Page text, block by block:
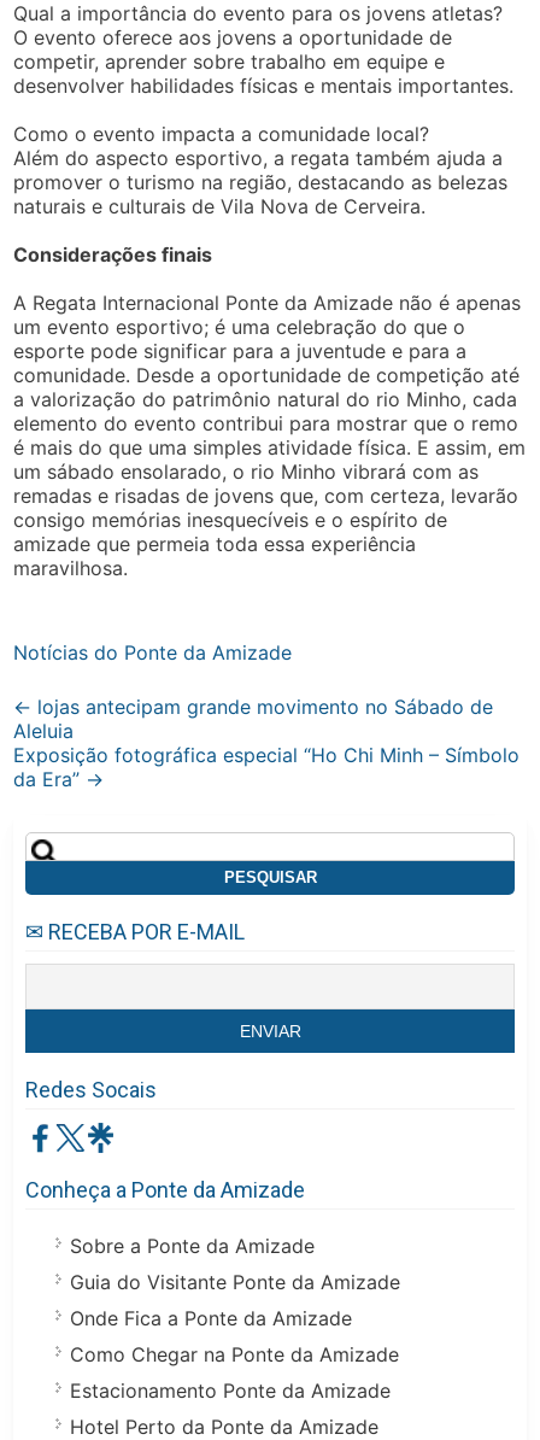
Qual a importância do evento para os jovens atletas?
O evento oferece aos jovens a oportunidade de
competir, aprender sobre trabalho em equipe e
desenvolver habilidades físicas e mentais importantes.
Como o evento impacta a comunidade local?
Além do aspecto esportivo, a regata também ajuda a
promover o turismo na região, destacando as belezas
naturais e culturais de Vila Nova de Cerveira.
Considerações finais
A Regata Internacional Ponte da Amizade não é apenas
um evento esportivo; é uma celebração do que o
esporte pode significar para a juventude e para a
comunidade. Desde a oportunidade de competição até
a valorização do patrimônio natural do rio Minho, cada
elemento do evento contribui para mostrar que o remo
é mais do que uma simples atividade física. E assim, em
um sábado ensolarado, o rio Minho vibrará com as
remadas e risadas de jovens que, com certeza, levarão
consigo memórias inesquecíveis e o espírito de
amizade que permeia toda essa experiência
maravilhosa.
Notícias do Ponte da Amizade
Post
navigation
← lojas antecipam grande movimento no Sábado de
Aleluia
Exposição fotográfica especial “Ho Chi Minh – Símbolo
da Era” →
Pesquisar
por:
✉ RECEBA POR E-MAIL
Redes Socais
Conheça a Ponte da Amizade
Sobre a Ponte da Amizade
Guia do Visitante Ponte da Amizade
Onde Fica a Ponte da Amizade
Como Chegar na Ponte da Amizade
Estacionamento Ponte da Amizade
Hotel Perto da Ponte da Amizade